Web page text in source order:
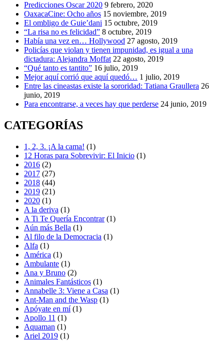
Predicciones Oscar 2020 9 febrero, 2020
OaxacaCine: Ocho años 15 noviembre, 2019
El ombligo de Guie’dani 15 octubre, 2019
“La risa no es felicidad” 8 octubre, 2019
Había una vez en… Hollywood 27 agosto, 2019
Policías que violan y tienen impunidad, es igual a una
dictadura: Alejandra Moffat 22 agosto, 2019
“Qué tanto es tantito” 16 julio, 2019
Mejor aquí corrió que aquí quedó… 1 julio, 2019
Entre las cineastas existe la sororidad: Tatiana Graullera 26
junio, 2019
Para encontrarse, a veces hay que perderse 24 junio, 2019
CATEGORÍAS
1, 2, 3. ¡A la cama! (1)
12 Horas para Sobrevivir: El Inicio (1)
2016 (2)
2017 (27)
2018 (44)
2019 (21)
2020 (1)
A la deriva (1)
A Ti Te Quería Encontrar(1)
Aún más Bella (1)
Al filo de la Democracia (1)
Alfa (1)
América (1)
Ambulante (1)
Ana y Bruno (2)
Animales Fantásticos (1)
Annabelle 3: Viene a Casa (1)
Ant-Man and the Wasp (1)
Apóyate en mí(1)
Apollo 11 (1)
Aquaman (1)
Ariel 2019 (1)